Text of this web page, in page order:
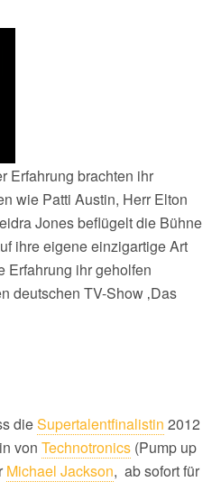
Erfahrung brachten ihr
wie Patti Austin, Herr Elton
Jones beflügelt die Bühne
ihre eigene einzigartige Art
Erfahrung ihr geholfen
deutschen TV-Show ‚Das
dieSupertalentfinalistin 2012
von Technotronics (Pump up
Michael Jackson, ab sofort für